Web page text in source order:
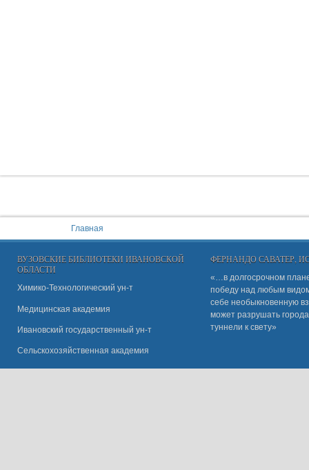
Главная
ВУЗОВСКИЕ БИБЛИОТЕКИ ИВАНОВСКОЙ
ОБЛАСТИ
Химико-Технологический ун-т
Медицинская академия
Ивановский государственный ун-т
Сельскохозяйственная академия
ФЕРНАНДО САВАТЕР,
«…в долгосрочном
победу над любым
себе необыкновенную
может разрушать
туннели к свету»